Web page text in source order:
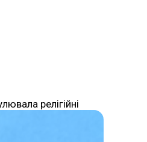
релігійні